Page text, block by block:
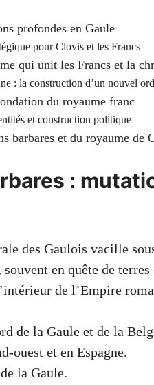
profondes en Gaule
pour Clovis et les Francs
qui unit les Francs et la
: la construction d’un nouvel
du royaume franc
et construction politique
barbares et du royaume de
:
des Gaulois vacille
en quête de
de l’Empire
de la Gaule et de la
ouest et en Espagne.
la Gaule.